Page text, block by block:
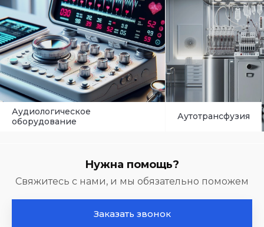
Нужна помощь?
Свяжитесь с нами, и мы обязательно поможем
Заказать звонок